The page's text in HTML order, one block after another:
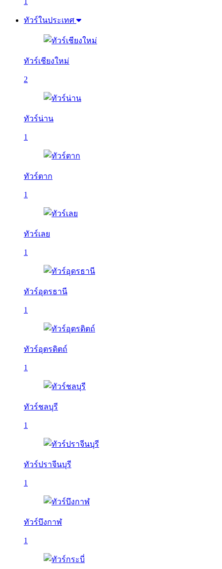
ทัวร์ในประเทศ
ทัวร์เชียงใหม่
2
ทัวร์น่าน
1
ทัวร์ตาก
1
ทัวร์เลย
1
ทัวร์อุดรธานี
1
ทัวร์อุตรดิตถ์
1
ทัวร์ชลบุรี
1
ทัวร์ปราจีนบุรี
1
ทัวร์บึงกาฬ
1